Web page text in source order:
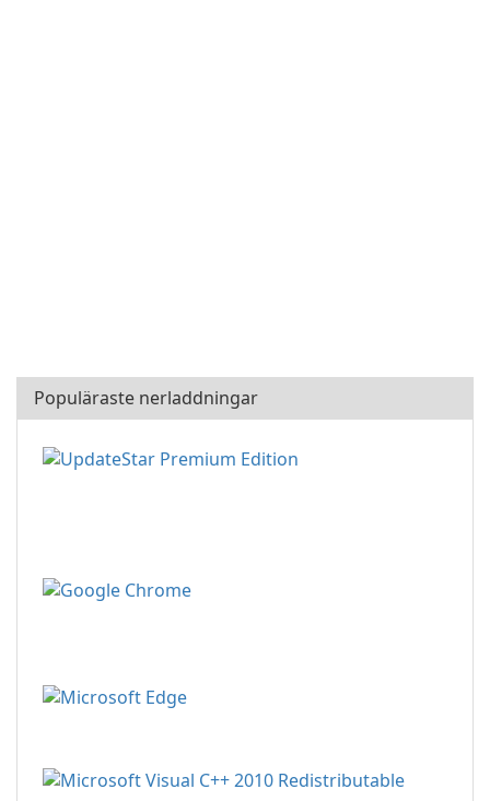
Populäraste nerladdningar